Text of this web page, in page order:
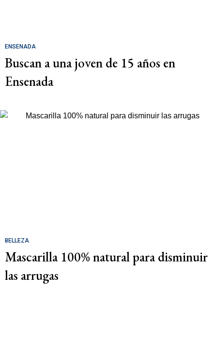
ENSENADA
Buscan a una joven de 15 años en
Ensenada
BELLEZA
Mascarilla 100% natural para disminuir
las arrugas